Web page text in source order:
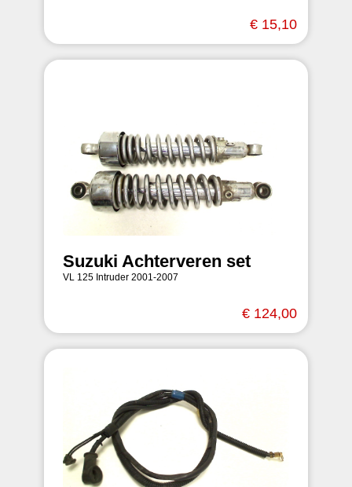
€ 15,10
Suzuki Achterveren set
VL 125 Intruder 2001-2007
€ 124,00